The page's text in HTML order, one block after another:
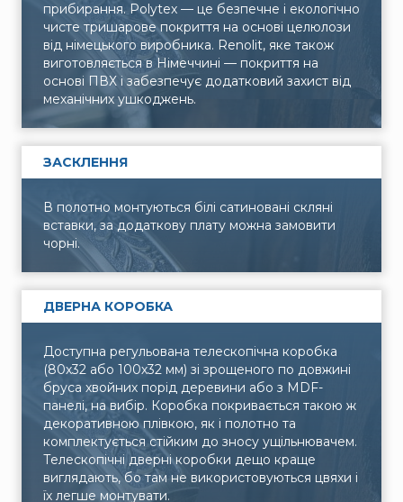
прибирання. Polytex — це безпечне і екологічно
чисте тришарове покриття на основі целюлози
від німецького виробника. Renolit, яке також
виготовляється в Німеччині — покриття на
основі ПВХ і забезпечує додатковий захист від
механічних ушкоджень.
ЗАСКЛЕННЯ
В полотно монтуються білі сатиновані скляні
вставки, за додаткову плату можна замовити
чорні.
ДВЕРНА КОРОБКА
Доступна регульована телескопічна коробка
(80х32 або 100х32 мм) зі зрощеного по довжині
бруса хвойних порід деревини або з MDF-
панелі, на вибір. Коробка покривається такою ж
декоративною плівкою, як і полотно та
комплектується стійким до зносу ущільнювачем.
Телескопічні дверні коробки дещо краще
виглядають, бо там не використовуються цвяхи і
їх легше монтувати.